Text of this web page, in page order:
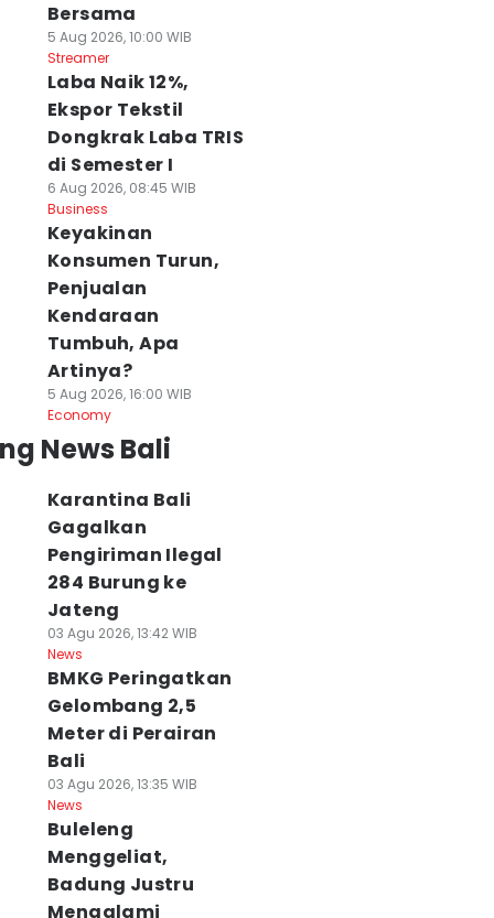
Bersama
5 Aug 2026, 10:00 WIB
Streamer
Laba Naik 12%,
Ekspor Tekstil
Dongkrak Laba TRIS
di Semester I
6 Aug 2026, 08:45 WIB
Business
Keyakinan
Konsumen Turun,
Penjualan
Kendaraan
Tumbuh, Apa
Artinya?
5 Aug 2026, 16:00 WIB
Economy
News Bali
Karantina Bali
Gagalkan
Pengiriman Ilegal
284 Burung ke
Jateng
03 Agu 2026, 13:42 WIB
News
BMKG Peringatkan
Gelombang 2,5
Meter di Perairan
Bali
03 Agu 2026, 13:35 WIB
News
Buleleng
Menggeliat,
Badung Justru
Mengalami